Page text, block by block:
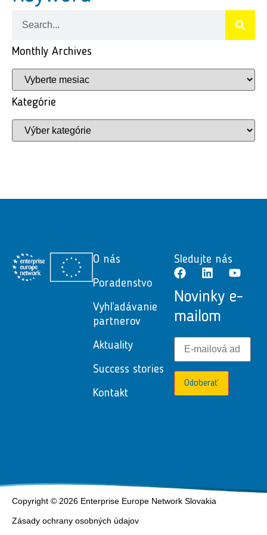
Monthly Archives
Kategórie
O nás
Poradenstvo
Vyhľadávanie
partnerov
Aktuality
Success stories
Kontakt
Sledujte nás
Novinky e-
mailom
Odoberať
Copyright © 2026 Enterprise Europe Network Slovakia
Zásady ochrany osobných údajov